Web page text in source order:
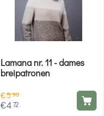
Lamana nr. 11 - dames
breipatronen
€590
€472